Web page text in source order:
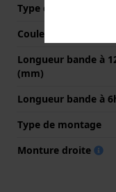
Type de fermoir
Couleur de fermoir
Longueur bande à
(mm)
Longueur bande à
Type de montage
Monture droite